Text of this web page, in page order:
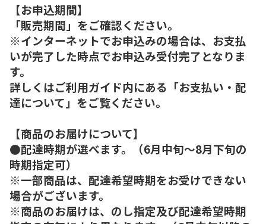
【お申込期間】
「販売期間」をご確認ください。
※インターネットでお申込みの場合は、お支払
いが完了した時点でお申込み受付完了となりま
す。
詳しくはご利用ガイド内にある「お支払い・配
達について」をご覧ください。
【商品のお届けについて】
●配達時期が選べます。（6月中旬～8月下旬の
時期指定可）
※一部商品は、配達希望時期をお受けできない
場合がございます。
※商品のお届けは、のし指定及び配達希望時期